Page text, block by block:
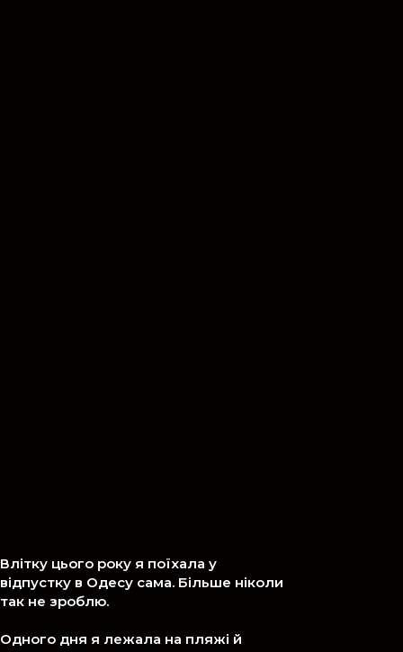
Влітку цього року я поїхала у
відпустку в Одесу сама. Більше ніколи
так не зроблю.
Одного дня я лежала на пляжі й